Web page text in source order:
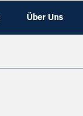
Über Uns